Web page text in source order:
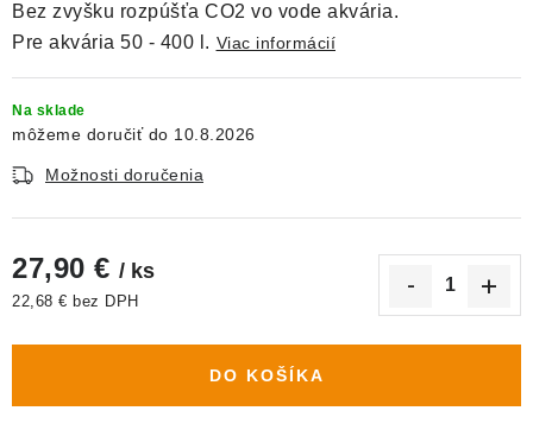
Moja objednávka
Bez zvyšku rozpúšťa CO2 vo vode akvária.
Pre akvária 50 - 400 l. Viac informácií
Na sklade
10.8.2026
Možnosti doručenia
27,90 € / ks
22,68 € bez DPH
DO KOŠÍKA